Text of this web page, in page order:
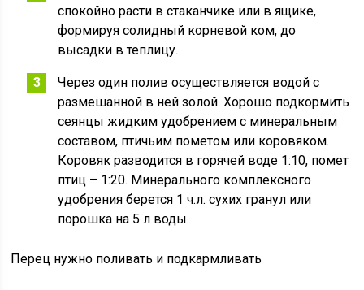
спокойно расти в стаканчике или в ящике,
формируя солидный корневой ком, до
высадки в теплицу.
Через один полив осуществляется водой с
размешанной в ней золой. Хорошо подкормить
сеянцы жидким удобрением с минеральным
составом, птичьим пометом или коровяком.
Коровяк разводится в горячей воде 1:10, помет
птиц – 1:20. Минерального комплексного
удобрения берется 1 ч.л. сухих гранул или
порошка на 5 л воды.
Перец нужно поливать и подкармливать